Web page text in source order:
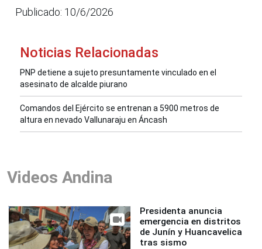
Publicado: 10/6/2026
Noticias Relacionadas
PNP detiene a sujeto presuntamente vinculado en el
asesinato de alcalde piurano
Comandos del Ejército se entrenan a 5900 metros de
altura en nevado Vallunaraju en Áncash
Videos Andina
Presidenta anuncia
emergencia en distritos
de Junín y Huancavelica
tras sismo